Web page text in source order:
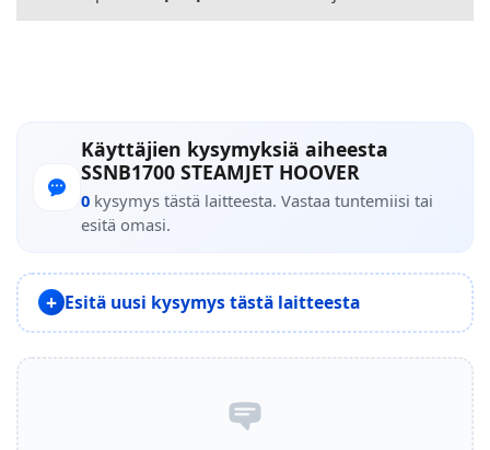
Käyttäjien kysymyksiä aiheesta
SSNB1700 STEAMJET HOOVER
0 kysymys tästä laitteesta. Vastaa tuntemiisi tai
esitä omasi.
Esitä uusi kysymys tästä laitteesta